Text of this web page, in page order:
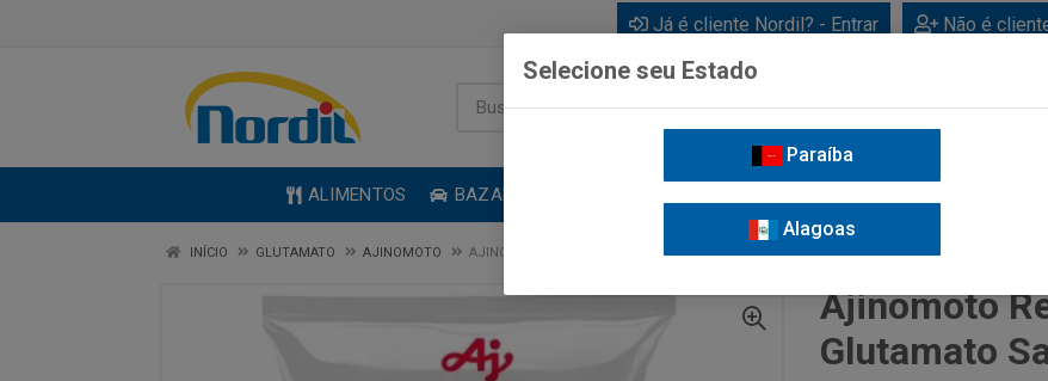
Já é cliente Nordil? - Entrar Não é
ALIMENTOS BAZAR
INÍCIO GLUTAMATO AJINOMOTO AJINOMOTO REALÇADOR DE SABOR COM GLUTAMATO SACO 2KG
Ajinomoto
Glutamato
Selecione seu Estado
Paraíba
Alagoas